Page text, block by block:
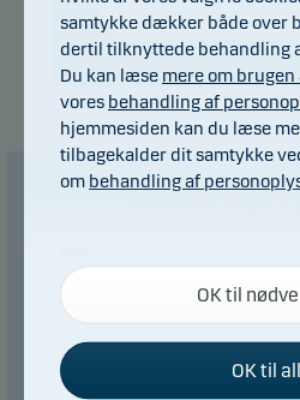
Andre har
samtykke dækker både over
dertil tilknyttede behandling
Du kan læse mere om brugen
vores behandling af
hjemmesiden kan du læse
tilbagekalder dit samtykke
om behandling af
Nødvendige
Disse cookies hjælper med at
hjemmeside fungerer ved at
grundlæggende funktioner
sidenavigation og adgang til
OK til
OK til